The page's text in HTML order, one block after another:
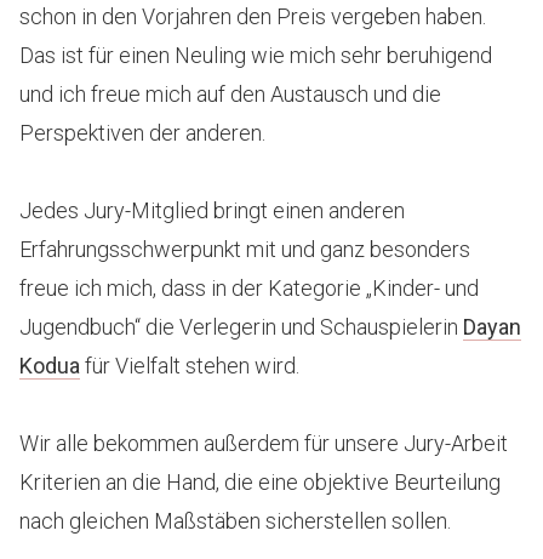
schon in den Vorjahren den Preis vergeben haben.
Das ist für einen Neuling wie mich sehr beruhigend
und ich freue mich auf den Austausch und die
Perspektiven der anderen.
Jedes Jury-Mitglied bringt einen anderen
Erfahrungsschwerpunkt mit und ganz besonders
freue ich mich, dass in der Kategorie „Kinder- und
Jugendbuch“ die Verlegerin und Schauspielerin Dayan
Kodua für Vielfalt stehen wird.
Wir alle bekommen außerdem für unsere Jury-Arbeit
Kriterien an die Hand, die eine objektive Beurteilung
nach gleichen Maßstäben sicherstellen sollen.